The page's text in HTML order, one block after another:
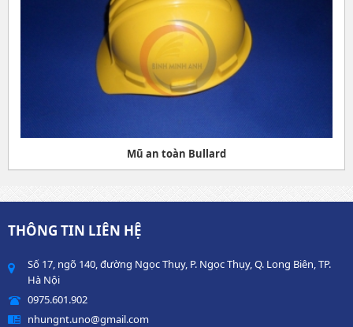
Mũ an toàn Bullard
THÔNG TIN LIÊN HỆ
Số 17, ngõ 140, đường Ngọc Thụy, P. Ngọc Thụy, Q. Long Biên, TP.
Hà Nội
0975.601.902
nhungnt.uno@gmail.com